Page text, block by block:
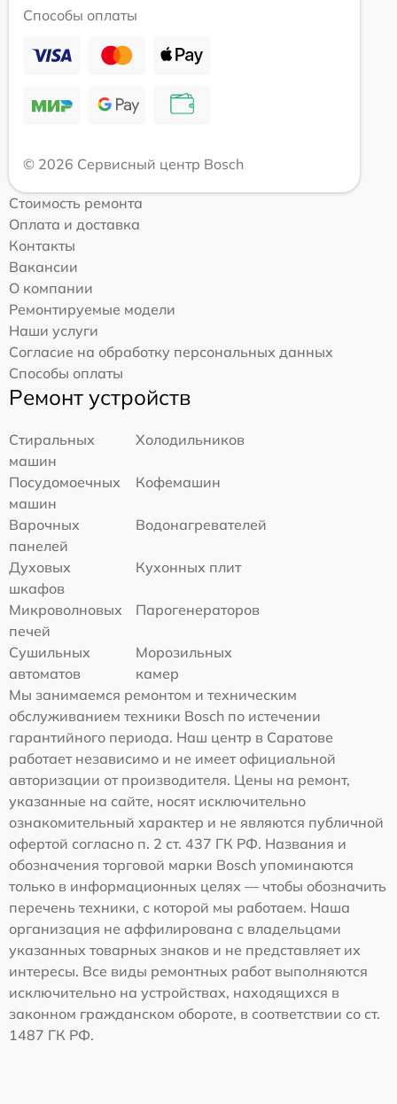
Способы оплаты
© 2026 Сервисный центр Bosch
Стоимость ремонта
Оплата и доставка
Контакты
Вакансии
О компании
Ремонтируемые модели
Наши услуги
Согласие на обработку персональных данных
Способы оплаты
Ремонт устройств
Стиральных
машин
Холодильников
Посудомоечных
машин
Кофемашин
Варочных
панелей
Водонагревателей
Духовых
шкафов
Кухонных плит
Микроволновых
печей
Парогенераторов
Сушильных
автоматов
Морозильных
камер
Мы занимаемся ремонтом и техническим
обслуживанием техники Bosch по истечении
гарантийного периода. Наш центр в Саратове
работает независимо и не имеет официальной
авторизации от производителя. Цены на ремонт,
указанные на сайте, носят исключительно
ознакомительный характер и не являются публичной
офертой согласно п. 2 ст. 437 ГК РФ. Названия и
обозначения торговой марки Bosch упоминаются
только в информационных целях — чтобы обозначить
перечень техники, с которой мы работаем. Наша
организация не аффилирована с владельцами
указанных товарных знаков и не представляет их
интересы. Все виды ремонтных работ выполняются
исключительно на устройствах, находящихся в
законном гражданском обороте, в соответствии со ст.
1487 ГК РФ.